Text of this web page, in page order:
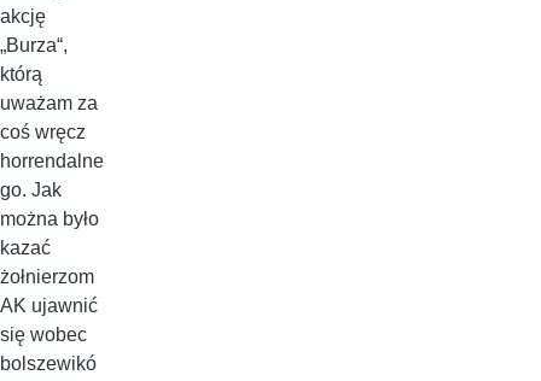
akcję
„Burza“,
którą
uważam za
coś wręcz
horrendalne
go. Jak
można było
kazać
żołnierzom
AK ujawnić
się wobec
bolszewikó